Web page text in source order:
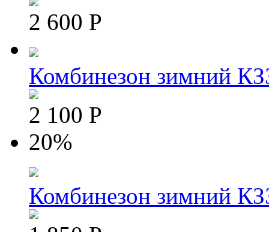
2 600 Р
Комбинезон зимний
2 100 Р
20%
Комбинезон зимний